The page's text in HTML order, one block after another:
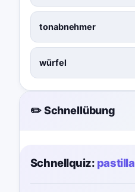
tonabnehmer
würfel
✏️ Schnellübung
Schnellquiz: pastilla